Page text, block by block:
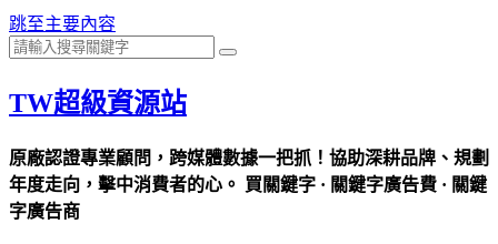
跳至主要內容
TW超級資源站
原廠認證專業顧問，跨媒體數據一把抓！協助深耕品牌、規劃
年度走向，擊中消費者的心。 買關鍵字 · 關鍵字廣告費 · 關鍵
字廣告商